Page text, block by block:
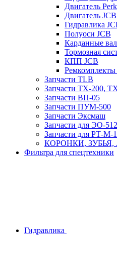
Двигатель
Двигатель
Гидравлика
Полуоси JCB
Карданные
Тормозная
КПП JCB
Ремкомплекты
Запчасти TLB
Запчасти TX-200,
Запчасти ВП-05
Запчасти ПУМ-500
Запчасти Эксмаш
Запчасти для ЭО-
Запчасти для РТ-
КОРОНКИ,
Фильтра для спецтехники
Гидравлика